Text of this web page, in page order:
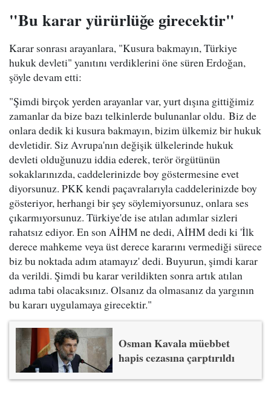
"Bu karar yürürlüğe girecektir"
Karar sonrası arayanlara, "Kusura bakmayın, Türkiye
hukuk devleti" yanıtını verdiklerini öne süren Erdoğan,
şöyle devam etti:
"Şimdi birçok yerden arayanlar var, yurt dışına gittiğimiz
zamanlar da bize bazı telkinlerde bulunanlar oldu. Biz de
onlara dedik ki kusura bakmayın, bizim ülkemiz bir hukuk
devletidir. Siz Avrupa'nın değişik ülkelerinde hukuk
devleti olduğunuzu iddia ederek, terör örgütünün
sokaklarınızda, caddelerinizde boy göstermesine evet
diyorsunuz. PKK kendi paçavralarıyla caddelerinizde boy
gösteriyor, herhangi bir şey söylemiyorsunuz, onlara ses
çıkarmıyorsunuz. Türkiye'de ise atılan adımlar sizleri
rahatsız ediyor. En son AİHM ne dedi, AİHM dedi ki 'İlk
derece mahkeme veya üst derece kararını vermediği sürece
biz bu noktada adım atamayız' dedi. Buyurun, şimdi karar
da verildi. Şimdi bu karar verildikten sonra artık atılan
adıma tabi olacaksınız. Olsanız da olmasanız da yargının
bu kararı uygulamaya girecektir."
Osman Kavala müebbet
hapis cezasına çarptırıldı